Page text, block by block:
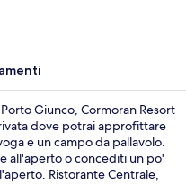
Giunco, Cormoran Resort
dove potrai approfittare
e un campo da pallavolo.
all'aperto o concediti un po'
Ristorante Centrale,